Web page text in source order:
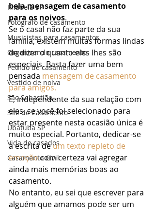
Ilhabela SP
Fotógrafo de casamento
Musicistas para casamentos
Organizando casamento
Pedido de casamento
Vestido de noiva
São Sebastião
Site de Casamento
Ubatuba SP
Vida de casados
Casamento Civil
bela mensagem de casamento
para os noivos.
Se o casal não faz parte da sua
família, existem muitas formas lindas
de dizer o quanto eles lhes são
especiais. Basta fazer uma bem
pensada mensagem de casamento
para amigos.
E, independente da sua relação com
eles, se você foi selecionado para
estar presente nesta ocasião única é
muito especial. Portanto, dedicar-se
à escrita de um texto repleto de
emoção com certeza vai agregar
ainda mais memórias boas ao
casamento.
No entanto, eu sei que escrever para
alguém que amamos pode ser um